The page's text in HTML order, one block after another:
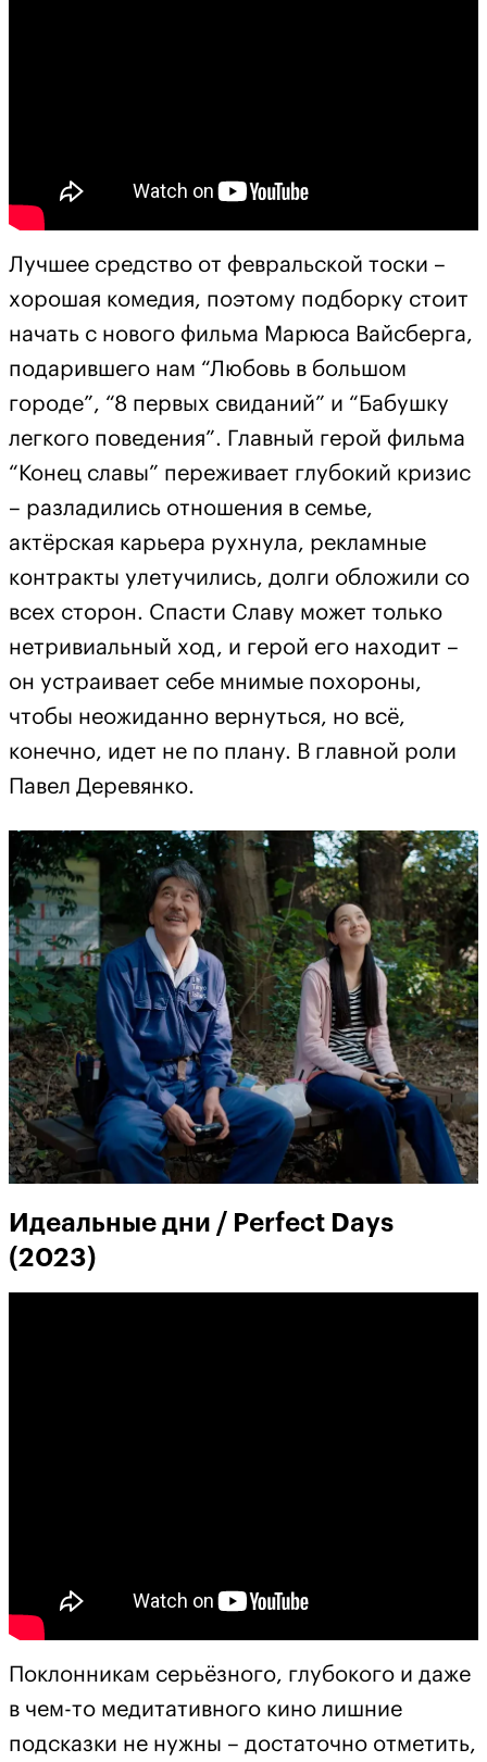
Лучшее средство от февральской тоски –
хорошая комедия, поэтому подборку стоит
начать с нового фильма Марюса Вайсберга,
подарившего нам “Любовь в большом
городе”, “8 первых свиданий” и “Бабушку
легкого поведения”. Главный герой фильма
“Конец славы” переживает глубокий кризис
– разладились отношения в семье,
актёрская карьера рухнула, рекламные
контракты улетучились, долги обложили со
всех сторон. Спасти Славу может только
нетривиальный ход, и герой его находит –
он устраивает себе мнимые похороны,
чтобы неожиданно вернуться, но всё,
конечно, идет не по плану. В главной роли
Павел Деревянко.
Идеальные дни / Perfect Days
(2023)
Поклонникам серьёзного, глубокого и даже
в чем-то медитативного кино лишние
подсказки не нужны – достаточно отметить,